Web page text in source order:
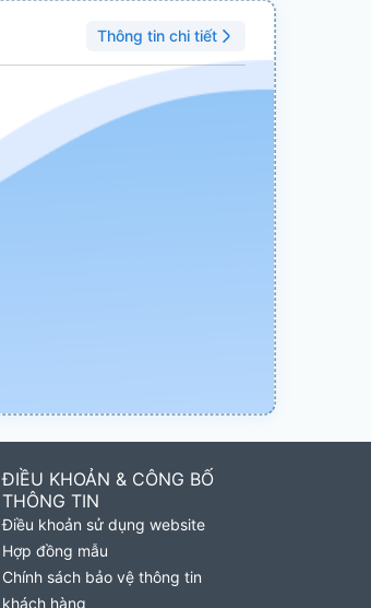
Thông tin chi tiết
ĐIỀU KHOẢN & CÔNG BỐ
THÔNG TIN
Điều khoản sử dụng website
Hợp đồng mẫu
Chính sách bảo vệ thông tin
khách hàng